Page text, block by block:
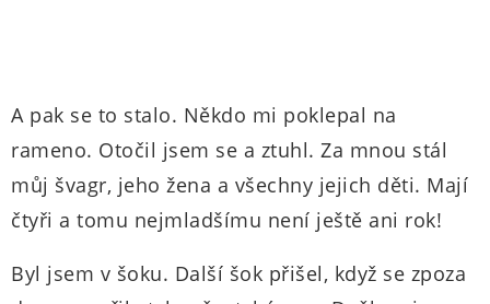
A pak se to stalo. Někdo mi poklepal na
rameno. Otočil jsem se a ztuhl. Za mnou stál
můj švagr, jeho žena a všechny jejich děti. Mají
čtyři a tomu nejmladšímu není ještě ani rok!
Byl jsem v šoku. Další šok přišel, když se zpoza